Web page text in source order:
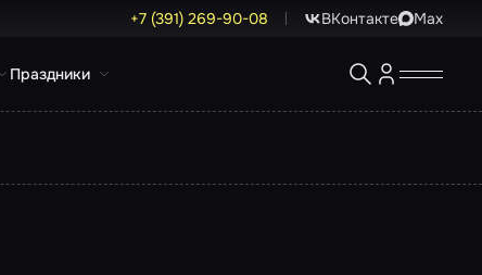
+7 (391) 269-90-08 ВКонтакте Max
Праздники